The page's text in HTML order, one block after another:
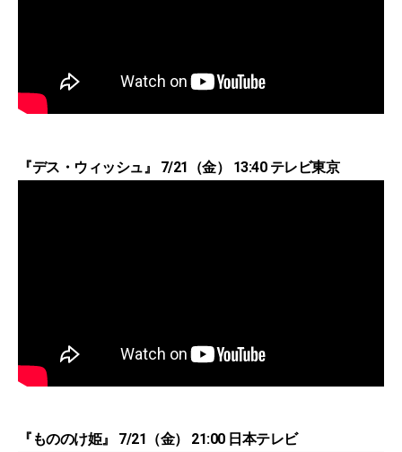
『デス・ウィッシュ』 7/21（金） 13:40 テレビ東京
『もののけ姫』 7/21（金） 21:00 日本テレビ